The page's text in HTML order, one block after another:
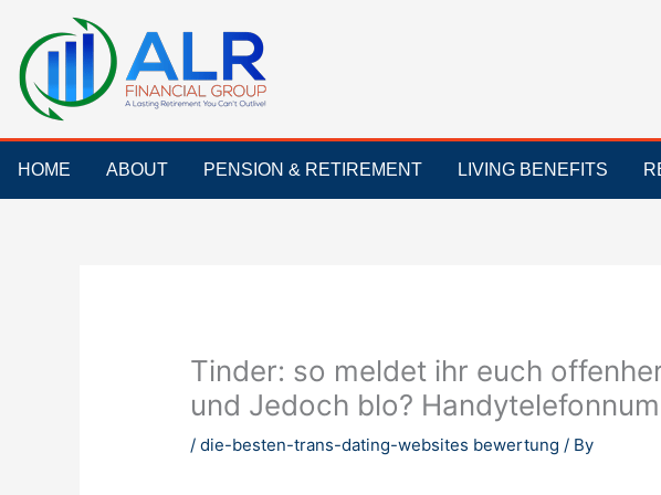
content
HOME ABOUT PENSION & RETIREMENT LIVING BENEFITS
Tinder: so meldet ihr euch
und Jedoch blo?
/die-besten-trans-dating-websites bewertung / By